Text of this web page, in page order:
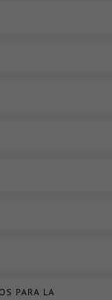
PARA LA